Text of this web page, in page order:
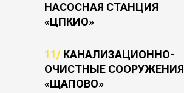
НАСОСНАЯ СТАНЦИЯ
«ЦПКИО»
11/ КАНАЛИЗАЦИОННО-
ОЧИСТНЫЕ СООРУЖЕНИЯ
«ЩАПОВО»